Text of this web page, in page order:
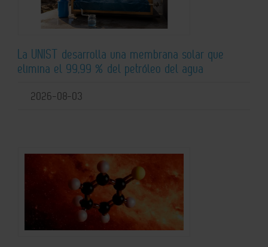
La UNIST desarrolla una membrana solar que
elimina el 99,99 % del petróleo del agua
2026-08-03